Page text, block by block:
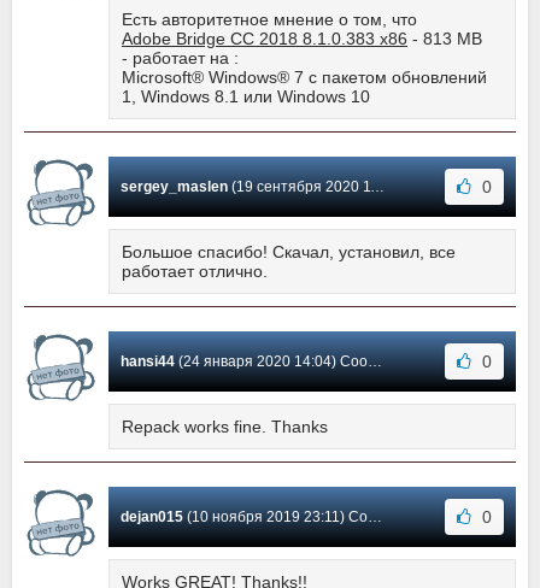
Есть авторитетное мнение о том, что
Adobe Bridge CC 2018 8.1.0.383 x86 - 813 MB
- работает на :
Microsoft® Windows® 7 с пакетом обновлений
1, Windows 8.1 или Windows 10
sergey_maslen(19 сентября 2020 11:46) Сообщение #4 0
Большое спасибо! Скачал, установил, все
работает отлично.
hansi44(24 января 2020 14:04) Сообщение #3 0
Repack works fine. Thanks
dejan015(10 ноября 2019 23:11) Сообщение #2 0
Works GREAT! Thanks!!